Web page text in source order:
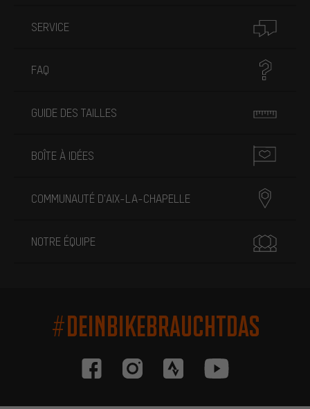
SERVICE
FAQ
GUIDE DES TAILLES
BOÎTE À IDÉES
COMMUNAUTÉ D'AIX-LA-CHAPELLE
NOTRE ÉQUIPE
#DEINBIKEBRAUCHTDAS